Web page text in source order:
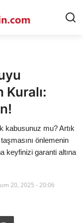
Kuralı:
kabusunuz mu? Artık
önlemenin
keyfinizi garanti altına
20, 2025 - 20:06